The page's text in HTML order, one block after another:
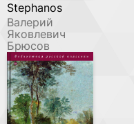
Stephanos
Валерий
Яковлевич
Брюсов